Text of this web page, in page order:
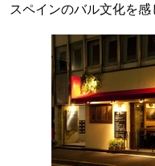
スペインのバル文化を感